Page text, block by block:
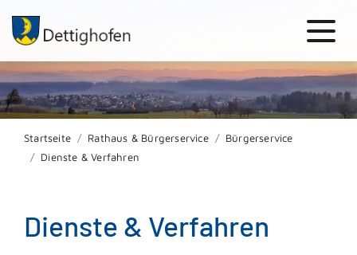
Startseite Rathaus & Bürgerservice
Bürgerservice
Dienste & Verfahren
Dienste & Verfahren